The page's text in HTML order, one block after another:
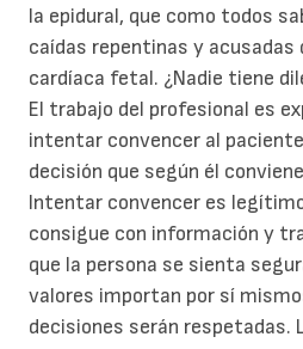
la epidural, que como todos
caídas repentinas y acusadas
cardíaca fetal. ¿Nadie tiene
El trabajo del profesional es
intentar convencer al
decisión que según él
Intentar convencer es
consigue con información y
que la persona se sienta
valores importan por sí
decisiones serán respetadas.